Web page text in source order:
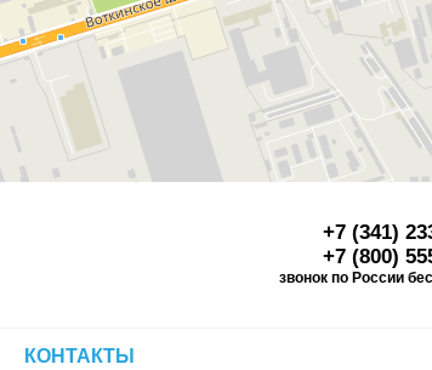
+7 (341)
+7 (800)
звонок по России
КОНТАКТЫ